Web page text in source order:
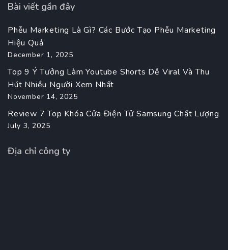
Bài viết gần đây
Phễu Marketing Là Gì? Các Bước Tạo Phễu Marketing
Hiệu Quả
December 1, 2025
Top 9 Ý Tưởng Làm Youtube Shorts Dễ Viral Và Thu
Hút Nhiều Người Xem Nhất
November 14, 2025
Review 7 Top Khóa Cửa Điện Tử Samsung Chất Lượng
July 3, 2025
Địa chỉ công ty